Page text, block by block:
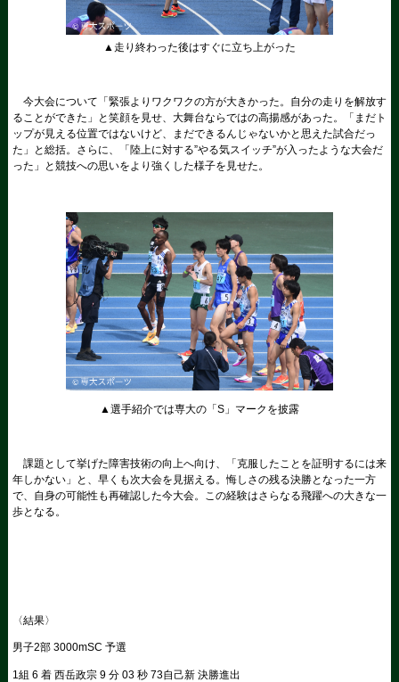
▲走り終わった後はすぐに立ち上がった
今大会について「緊張よりワクワクの方が大きかった。自分の走りを解放す
ることができた」と笑顔を見せ、大舞台ならではの高揚感があった。「まだト
ップが見える位置ではないけど、まだできるんじゃないかと思えた試合だっ
た」と総括。さらに、「陸上に対する”やる気スイッチ”が入ったような大会だ
った」と競技への思いをより強くした様子を見せた。
▲選手紹介では専大の「S」マークを披露
課題として挙げた障害技術の向上へ向け、「克服したことを証明するには来
年しかない」と、早くも次大会を見据える。悔しさの残る決勝となった一方
で、自身の可能性も再確認した今大会。この経験はさらなる飛躍への大きな一
歩となる。
〈結果〉
男子2部 3000mSC 予選
1組 6 着 西岳政宗 9 分 03 秒 73自己新 決勝進出